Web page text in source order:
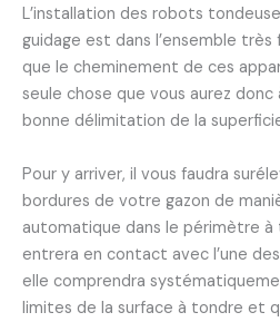
L’installation des robots
guidage est dans l’ensemble
que le cheminement de ces
seule chose que vous aurez donc
bonne délimitation de la
Pour y arriver, il vous faudra
bordures de votre gazon de
automatique dans le périmètre à
entrera en contact avec l’une
elle comprendra
limites de la surface à tondre et